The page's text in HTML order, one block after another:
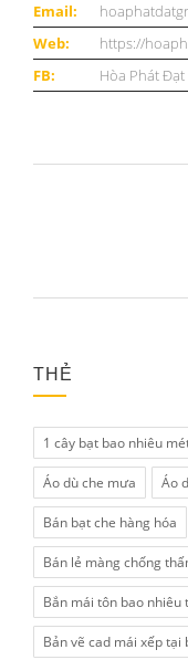
Email:
Web:
https://
FB:
Hòa Phát Đạt
THẺ
1 cây bạt bao nhiêu
Áo dù che mưa Áo
Bán bạt che hàng hóa
Bán lẻ màng chống
Bắn mái tôn bao nhiêu
Bản vẽ cad mái xếp tại